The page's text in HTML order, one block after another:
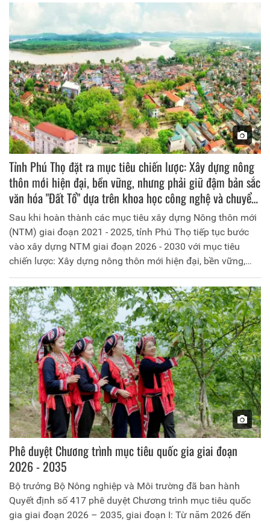
cây xanh mát, khu dân cư gọn gàng, ngăn nắp… đang góp
phần hình thành những miền quê đáng sống, nơi chất
lượng cuộc sống của người dân ngày càng được nâng lên.
Tỉnh Phú Thọ đặt ra mục tiêu chiến lược: Xây dựng nông
thôn mới hiện đại, bền vững, nhưng phải giữ đậm bản sắc
văn hóa "Đất Tổ" dựa trên khoa học công nghệ và chuyển
đổi số
Sau khi hoàn thành các mục tiêu xây dựng Nông thôn mới
(NTM) giai đoạn 2021 - 2025, tỉnh Phú Thọ tiếp tục bước
vào xây dựng NTM giai đoạn 2026 - 2030 với mục tiêu
chiến lược: Xây dựng nông thôn mới hiện đại, bền vững,
nhưng phải giữ đậm bản sắc văn hóa "Đất Tổ" dựa trên
khoa học công nghệ và chuyển đổi số.
Phê duyệt Chương trình mục tiêu quốc gia giai đoạn
2026 - 2035
Bộ trưởng Bộ Nông nghiệp và Môi trường đã ban hành
Quyết định số 417 phê duyệt Chương trình mục tiêu quốc
gia giai đoạn 2026 – 2035, giai đoạn I: Từ năm 2026 đến